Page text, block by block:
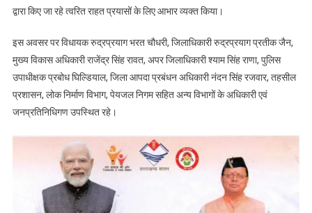
द्वारा किए जा रहे त्वरित राहत प्रयासों के लिए आभार व्यक्त किया।
इस अवसर पर विधायक रुद्रप्रयाग भरत चौधरी, जिलाधिकारी रुद्रप्रयाग प्रतीक जैन,
मुख्य विकास अधिकारी राजेंद्र सिंह रावत, अपर जिलाधिकारी श्याम सिंह राणा, पुलिस
उपाधीक्षक प्रबोध घिल्डियाल, जिला आपदा प्रबंधन अधिकारी नंदन सिंह रजवार, तहसील
प्रशासन, लोक निर्माण विभाग, पेयजल निगम सहित अन्य विभागों के अधिकारी एवं
जनप्रतिनिधिगण उपस्थित रहे।